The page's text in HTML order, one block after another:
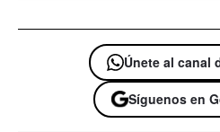
Únete al canal
Síguenos en